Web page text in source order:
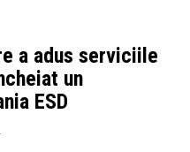
a adus serviciile
un
ESD